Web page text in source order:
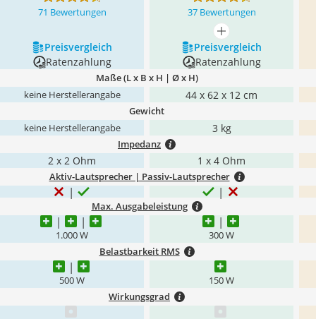
71 Bewertungen 37 Bewertungen
mehr anzeigen
Preis­vergleich
Preis­vergleich
Ratenzahlung
Ratenzahlung
Maße (L x B x H | Ø x H)
keine Herstellerangabe 44 x 62 x 12 cm
Gewicht
keine Herstellerangabe 3 kg
Impedanz
2 x 2 Ohm 1 x 4 Ohm
Aktiv-Lautsprecher | Passiv-Lautsprecher
Max. Ausgabeleistung
1.000 W 300 W
Belastbarkeit RMS
500 W 150 W
Wirkungsgrad